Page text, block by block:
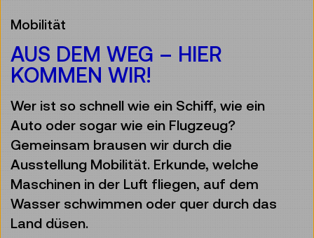
Mobilität
AUS DEM WEG – HIER
KOMMEN WIR!
Wer ist so schnell wie ein Schiff, wie ein
Auto oder sogar wie ein Flugzeug?
Gemeinsam brausen wir durch die
Ausstellung Mobilität. Erkunde, welche
Maschinen in der Luft fliegen, auf dem
Wasser schwimmen oder quer durch das
Land düsen.